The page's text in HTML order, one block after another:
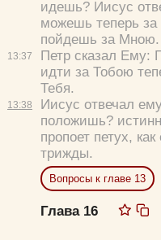
13:37
13:38
Глава 16
идешь? Иисус
можешь теперь
пойдешь за Мною.
Петр сказал Ему:
идти за Тобою
Тебя.
Иисус отвечал
положишь?
пропоет петух,
трижды.
Вопросы к главе 13